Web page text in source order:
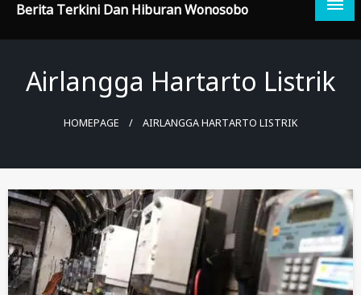
Berita Terkini Dan Hiburan Wonosobo
Airlangga Hartarto Listrik
HOMEPAGE AIRLANGGA HARTARTO LISTRIK